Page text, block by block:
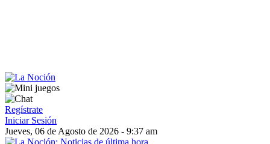
Regístrate
Iniciar Sesión
Jueves, 06 de Agosto de 2026 - 9:37 am